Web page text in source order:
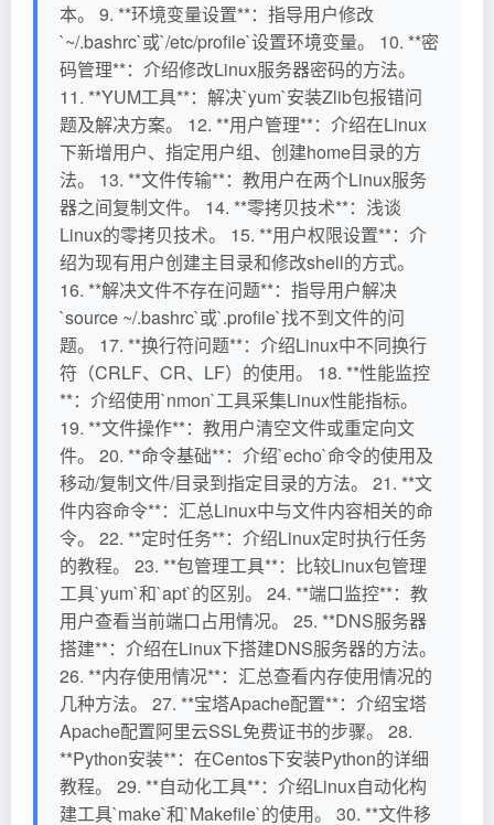
本。 9. **环境变量设置**：指导用户修改
`~/.bashrc`或`/etc/profile`设置环境变量。 10. **密
码管理**：介绍修改Linux服务器密码的方法。
11. **YUM工具**：解决`yum`安装Zlib包报错问
题及解决方案。 12. **用户管理**：介绍在Linux
下新增用户、指定用户组、创建home目录的方
法。 13. **文件传输**：教用户在两个Linux服务
器之间复制文件。 14. **零拷贝技术**：浅谈
Linux的零拷贝技术。 15. **用户权限设置**：介
绍为现有用户创建主目录和修改shell的方式。
16. **解决文件不存在问题**：指导用户解决
`source ~/.bashrc`或`.profile`找不到文件的问
题。 17. **换行符问题**：介绍Linux中不同换行
符（CRLF、CR、LF）的使用。 18. **性能监控
**：介绍使用`nmon`工具采集Linux性能指标。
19. **文件操作**：教用户清空文件或重定向文
件。 20. **命令基础**：介绍`echo`命令的使用及
移动/复制文件/目录到指定目录的方法。 21. **文
件内容命令**：汇总Linux中与文件内容相关的命
令。 22. **定时任务**：介绍Linux定时执行任务
的教程。 23. **包管理工具**：比较Linux包管理
工具`yum`和`apt`的区别。 24. **端口监控**：教
用户查看当前端口占用情况。 25. **DNS服务器
搭建**：介绍在Linux下搭建DNS服务器的方法。
26. **内存使用情况**：汇总查看内存使用情况的
几种方法。 27. **宝塔Apache配置**：介绍宝塔
Apache配置阿里云SSL免费证书的步骤。 28.
**Python安装**：在Centos下安装Python的详细
教程。 29. **自动化工具**：介绍Linux自动化构
建工具`make`和`Makefile`的使用。 30. **文件移